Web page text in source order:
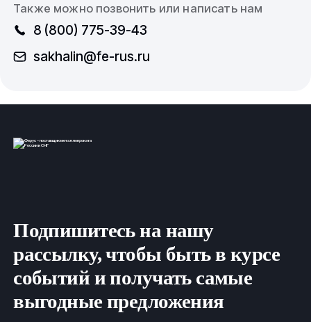
Также можно позвонить или написать нам
8 (800) 775-39-43
sakhalin@fe-rus.ru
Подпишитесь на нашу
рассылку, чтобы быть в курсе
событий и получать самые
выгодные предложения